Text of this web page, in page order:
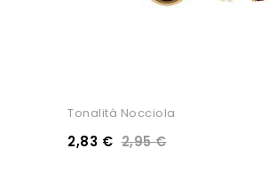
Tonalità Nocciola
2,83 € 2,95 €